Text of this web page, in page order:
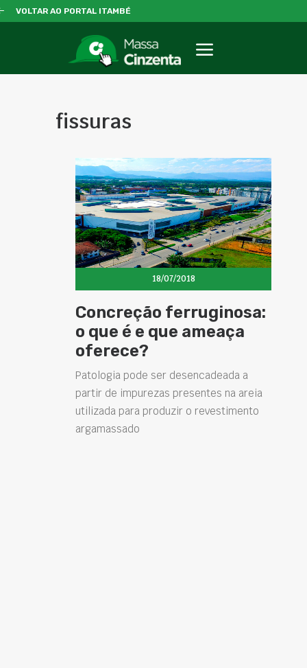
VOLTAR AO PORTAL ITAMBÉ
fissuras
18/07/2018
Concreção ferruginosa:
o que é e que ameaça
oferece?
Patologia pode ser desencadeada a
partir de impurezas presentes na areia
utilizada para produzir o revestimento
argamassado